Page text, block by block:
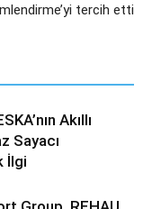
tercih etti
Akıllı
Sayacı
İlgi